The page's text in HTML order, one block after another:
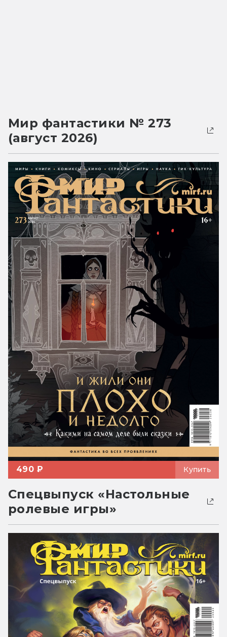
Мир фантастики № 273
(август 2026)
490 ₽ Купить
Спецвыпуск «Настольные
ролевые игры»